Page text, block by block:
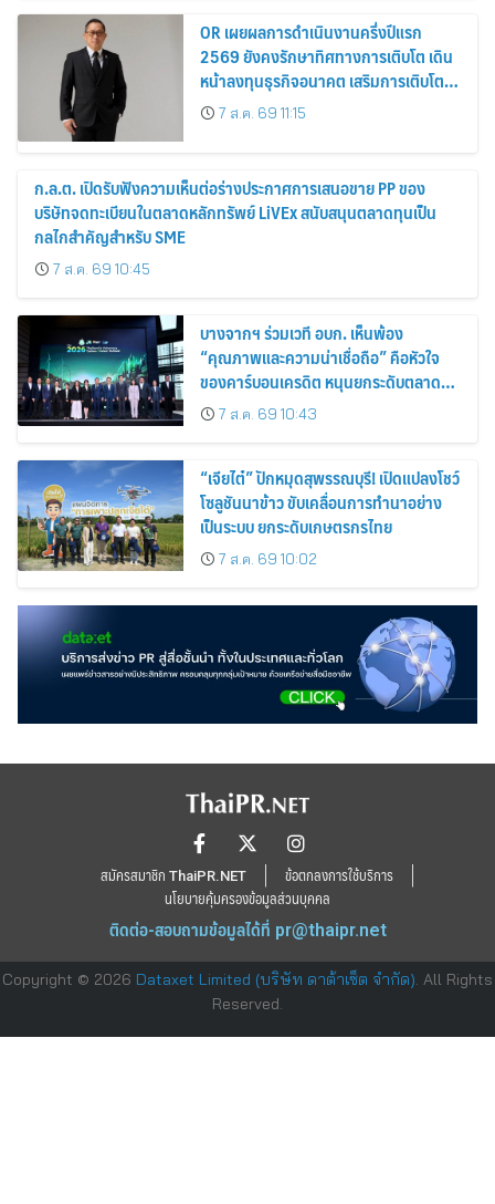
OR เผยผลการดำเนินงานครึ่งปีแรก
2569 ยังคงรักษาทิศทางการเติบโต เดิน
หน้าลงทุนธุรกิจอนาคต เสริมการเติบโต
ระยะยาว
7 ส.ค. 69 11:15
ก.ล.ต. เปิดรับฟังความเห็นต่อร่างประกาศการเสนอขาย PP ของ
บริษัทจดทะเบียนในตลาดหลักทรัพย์ LiVEx สนับสนุนตลาดทุนเป็น
กลไกสำคัญสำหรับ SME
7 ส.ค. 69 10:45
บางจากฯ ร่วมเวที อบก. เห็นพ้อง
“คุณภาพและความน่าเชื่อถือ” คือหัวใจ
ของคาร์บอนเครดิต หนุนยกระดับตลาด
คาร์บอนไทย เชื่อมโยงอาเซียน เปิดโอกาสสู่
ตลาดสากล
7 ส.ค. 69 10:43
“เจียไต๋” ปักหมุดสุพรรณบุรี! เปิดแปลงโชว์
โซลูชันนาข้าว ขับเคลื่อนการทำนาอย่าง
เป็นระบบ ยกระดับเกษตรกรไทย
7 ส.ค. 69 10:02
สมัครสมาชิก ThaiPR.NET
ข้อตกลงการใช้บริการ
นโยบายคุ้มครองข้อมูลส่วนบุคคล
ติดต่อ-สอบถามข้อมูลได้ที่ pr@thaipr.net
Copyright © 2026 Dataxet Limited (บริษัท ดาต้าเซ็ต จำกัด). All Rights
Reserved.